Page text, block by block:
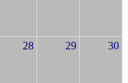
28 29 30